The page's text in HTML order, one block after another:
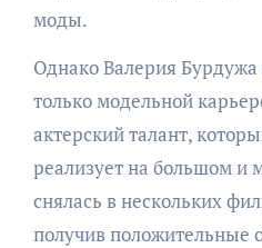
моды.
Однако Валерия Бурдужа
только модельной
актерский талант,
реализует на большом и
снялась в нескольких
получив положительные